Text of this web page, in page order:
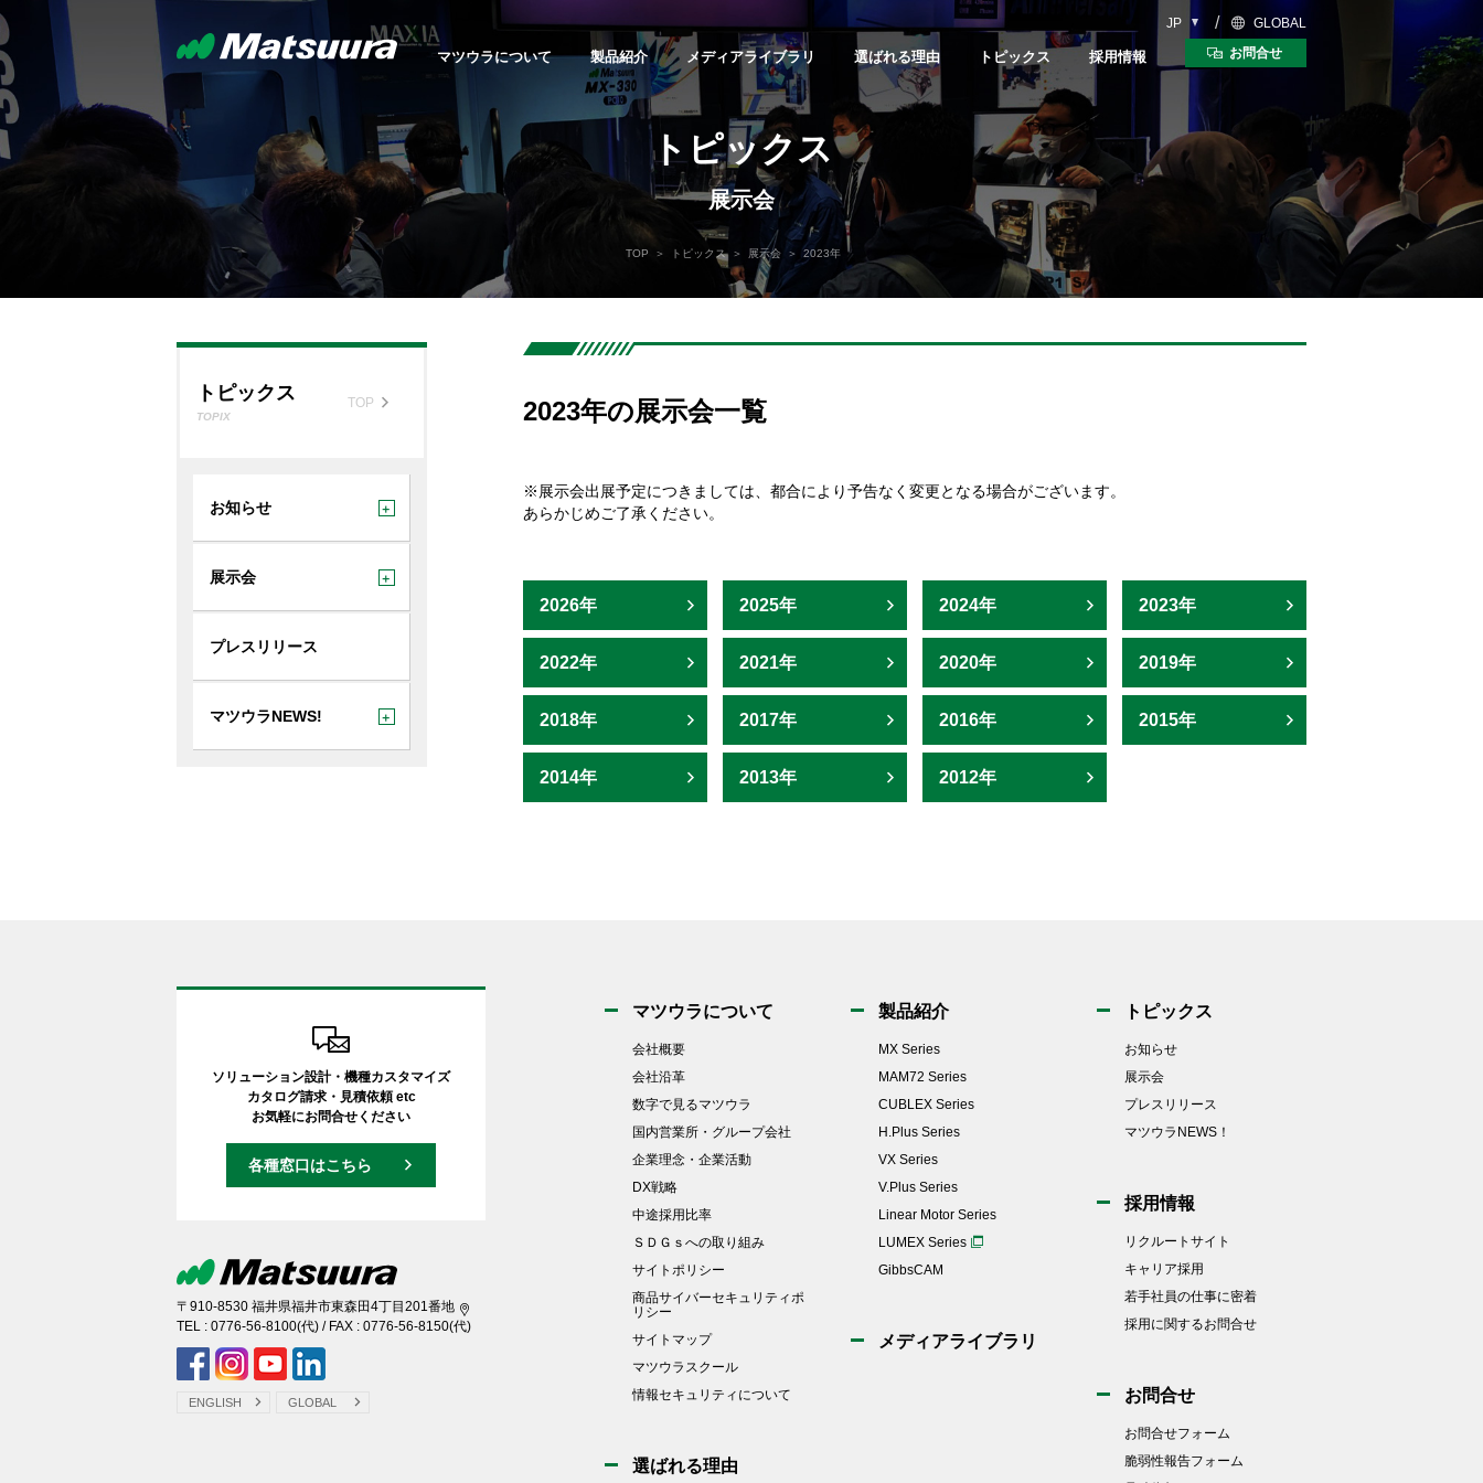
JP GLOBAL
マツウラについて
マツウラについて
ABOUT US
トップメッセージ
会社概要 会社沿革
ＳＤＧｓへの取り組み サイトポリシー
製品紹介
製品紹介
PRODUCTS
5軸制御立形マシニングセンタ
MX Series
5軸複合マシニングセンタ
MX-520T
5軸制御立形・
MAM72 Series
5軸複合マシニングセンタ
CUBLEX Series
ハイブリッド金属3Dプリンタ
LUMEX Series
ハジめて！マツウラ！ サポート
メディアライブラリ 選ばれる理由
選ばれる理由
THE REASON TO BE
CHOSEN
TOP
自動化・
無人化システム
サンプルワーク集 平成モノづくり30年史
トピックス
トピックス
TOPICS
お知らせ
展示会 プレスリリース
採用情報
採用情報
RECRUIT
リクルートサイト
キャリア採用 若手社員の仕事に密着
お問合せ
お問合せ
CONTACT
お問合せフォーム
見積依頼 カタログ請求
トピックス
展示会
TOP トピックス 展示会 2023年
トピックス
TOPIX
TOP
お知らせ
展示会
プレスリリース
マツウラNEWS!
2023年の展示会一覧
※展示会出展予定につきましては、都合により予告なく変更となる場合がございます。
あらかじめご了承ください。
2026年 2025年 2024年 2023年
2022年 2021年 2020年 2019年
2018年 2017年 2016年 2015年
2014年 2013年 2012年
ソリューション設計・機種カスタマイズ
カタログ請求・見積依頼 etc
お気軽にお問合せください
各種窓口はこちら
〒910-8530 福井県福井市東森田4丁目201番地
TEL : 0776-56-8100(代) / FAX : 0776-56-8150(代)
ENGLISH GLOBAL
マツウラについて
会社概要
会社沿革
数字で見るマツウラ
国内営業所・グループ会社
企業理念・企業活動
DX戦略
中途採用比率
ＳＤＧｓへの取り組み
サイトポリシー
商品サイバーセキュリティポ
リシー
サイトマップ
マツウラスクール
情報セキュリティについて
選ばれる理由
製品紹介
MX Series
MAM72 Series
CUBLEX Series
H.Plus Series
VX Series
V.Plus Series
Linear Motor Series
LUMEX Series
GibbsCAM
メディアライブラリ
トピックス
お知らせ
展示会
プレスリリース
マツウラNEWS！
採用情報
リクルートサイト
キャリア採用
若手社員の仕事に密着
採用に関するお問合せ
お問合せ
お問合せフォーム
脆弱性報告フォーム